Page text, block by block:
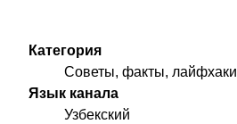
Категория
Советы, факты, лайфхаки
Язык канала
Узбекский